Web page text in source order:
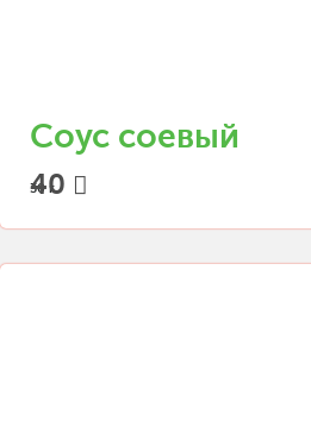
Соус соевый
30 г.
40